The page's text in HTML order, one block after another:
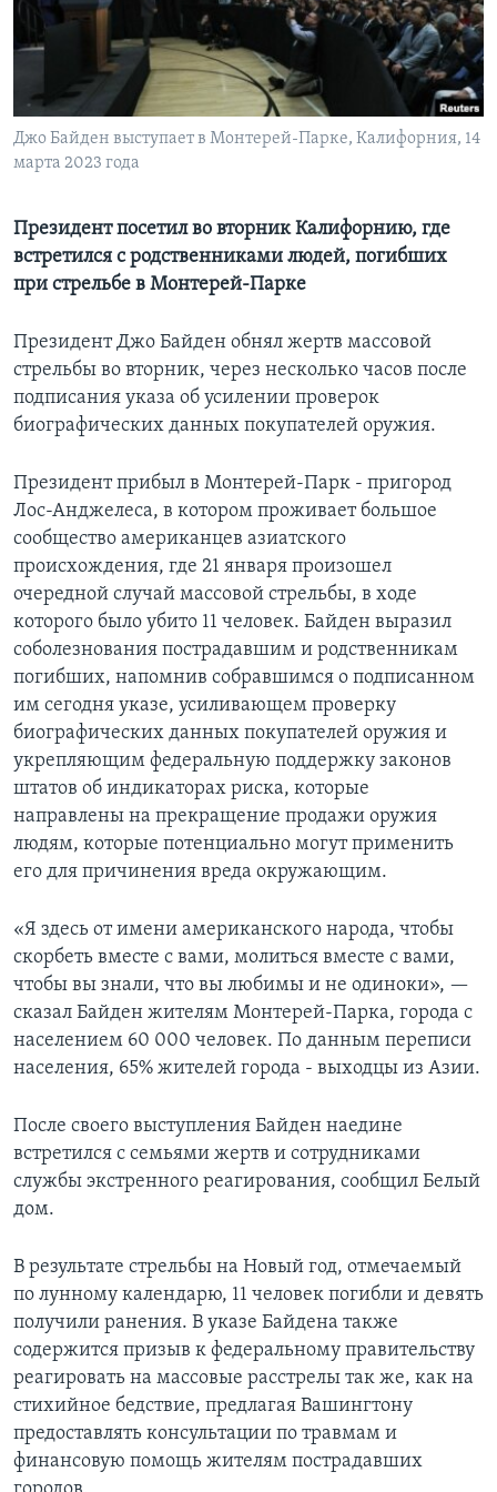
Learning English
СОЦИАЛЬНЫЕ СЕТИ
Джо Байден выступает в Монтерей-Парке, Калифорния, 14
марта 2023 года
Президент посетил во вторник Калифорнию, где
встретился с родственниками людей, погибших
при стрельбе в Монтерей-Парке
Президент Джо Байден обнял жертв массовой
стрельбы во вторник, через несколько часов после
подписания указа об усилении проверок
биографических данных покупателей оружия.
Президент прибыл в Монтерей-Парк - пригород
Лос-Анджелеса, в котором проживает большое
сообщество американцев азиатского
происхождения, где 21 января произошел
очередной случай массовой стрельбы, в ходе
которого было убито 11 человек. Байден выразил
соболезнования пострадавшим и родственникам
погибших, напомнив собравшимся о подписанном
им сегодня указе, усиливающем проверку
биографических данных покупателей оружия и
укрепляющим федеральную поддержку законов
штатов об индикаторах риска, которые
направлены на прекращение продажи оружия
людям, которые потенциально могут применить
его для причинения вреда окружающим.
«Я здесь от имени американского народа, чтобы
скорбеть вместе с вами, молиться вместе с вами,
чтобы вы знали, что вы любимы и не одиноки», —
сказал Байден жителям Монтерей-Парка, города с
населением 60 000 человек. По данным переписи
населения, 65% жителей города - выходцы из Азии.
После своего выступления Байден наедине
встретился с семьями жертв и сотрудниками
службы экстренного реагирования, сообщил Белый
дом.
В результате стрельбы на Новый год, отмечаемый
по лунному календарю, 11 человек погибли и девять
получили ранения. В указе Байдена также
содержится призыв к федеральному правительству
реагировать на массовые расстрелы так же, как на
стихийное бедствие, предлагая Вашингтону
предоставлять консультации по травмам и
финансовую помощь жителям пострадавших